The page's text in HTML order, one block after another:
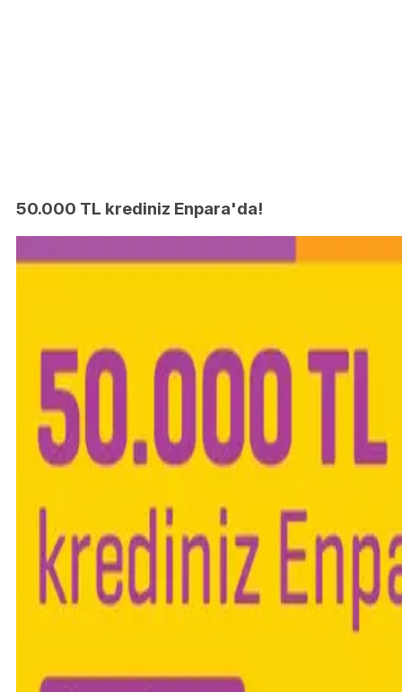
50.000 TL krediniz Enpara'da!